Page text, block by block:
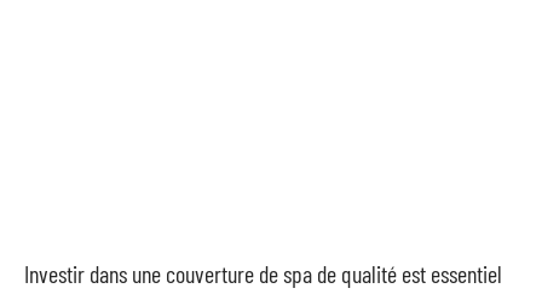
Investir dans une couverture de spa de qualité est essentiel